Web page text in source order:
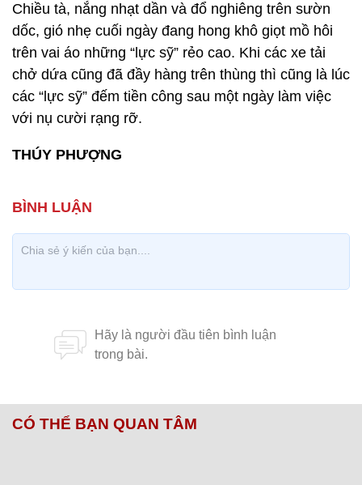
Chiều tà, nắng nhạt dần và đổ nghiêng trên sườn
dốc, gió nhẹ cuối ngày đang hong khô giọt mồ hôi
trên vai áo những “lực sỹ” rẻo cao. Khi các xe tải
chở dứa cũng đã đầy hàng trên thùng thì cũng là lúc
các “lực sỹ” đếm tiền công sau một ngày làm việc
với nụ cười rạng rỡ.
THÚY PHƯỢNG
CÓ THỂ BẠN QUAN TÂM